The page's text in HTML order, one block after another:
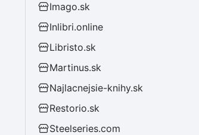
Imago.sk
Inlibri.online
Libristo.sk
Martinus.sk
Najlacnejsie-knihy.sk
Restorio.sk
Steelseries.com